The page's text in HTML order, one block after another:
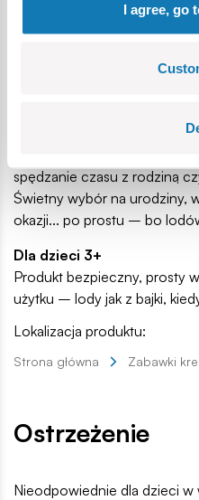
I agree, go
Można eksperymentować
dekoracjami
KUK FUN Fabryka Lodów
spędzanie czasu z rodziną
Świetny wybór na urodziny,
okazji... po prostu – bo
Dla dzieci 3+
Produkt bezpieczny, prosty
użytku – lody jak z bajki,
Lokalizacja produktu:
Strona główna Zabawki
Ostrzeżenie
Nieodpowiednie dla dzieci w